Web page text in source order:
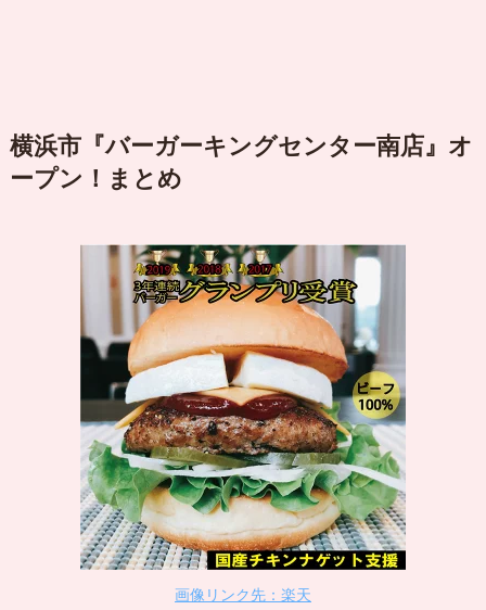
横浜市『バーガーキングセンター南店』オ
ープン！まとめ
画像リンク先：楽天